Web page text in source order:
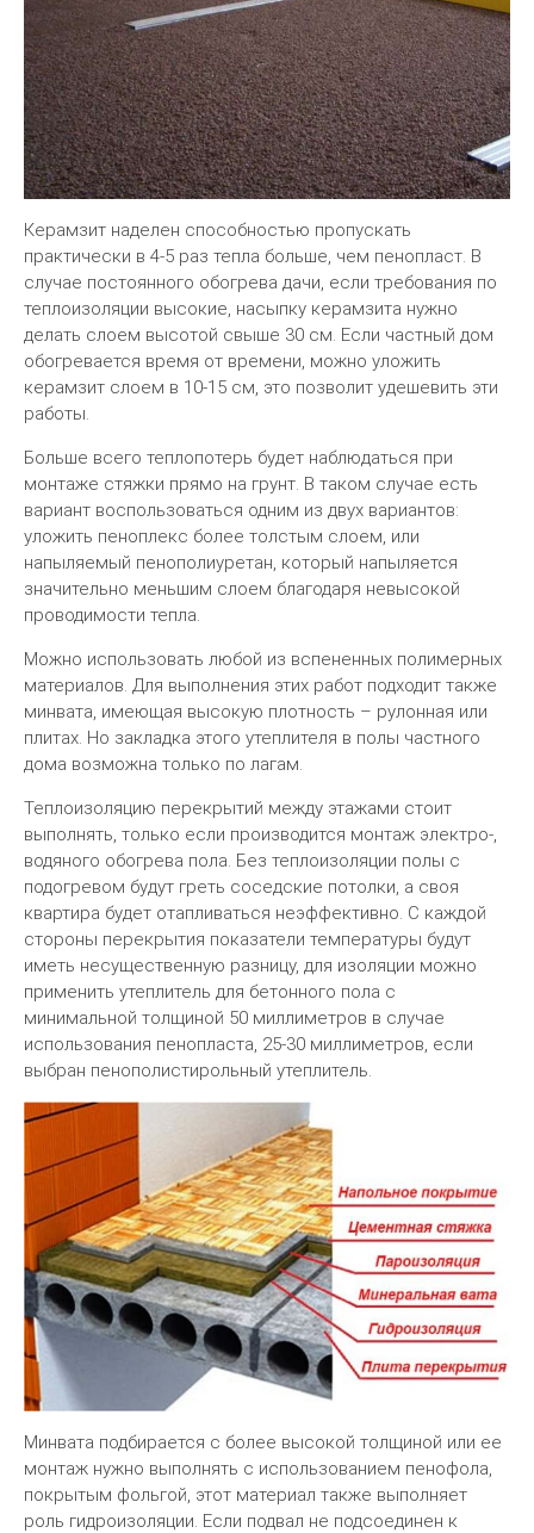
Керамзит наделен способностью пропускать
практически в 4-5 раз тепла больше, чем пенопласт. В
случае постоянного обогрева дачи, если требования по
теплоизоляции высокие, насыпку керамзита нужно
делать слоем высотой свыше 30 см. Если частный дом
обогревается время от времени, можно уложить
керамзит слоем в 10-15 см, это позволит удешевить эти
работы.
Больше всего теплопотерь будет наблюдаться при
монтаже стяжки прямо на грунт. В таком случае есть
вариант воспользоваться одним из двух вариантов:
уложить пеноплекс более толстым слоем, или
напыляемый пенополиуретан, который напыляется
значительно меньшим слоем благодаря невысокой
проводимости тепла.
Можно использовать любой из вспененных полимерных
материалов. Для выполнения этих работ подходит также
минвата, имеющая высокую плотность – рулонная или
плитах. Но закладка этого утеплителя в полы частного
дома возможна только по лагам.
Теплоизоляцию перекрытий между этажами стоит
выполнять, только если производится монтаж электро-,
водяного обогрева пола. Без теплоизоляции полы с
подогревом будут греть соседские потолки, а своя
квартира будет отапливаться неэффективно. С каждой
стороны перекрытия показатели температуры будут
иметь несущественную разницу, для изоляции можно
применить утеплитель для бетонного пола с
минимальной толщиной 50 миллиметров в случае
использования пенопласта, 25-30 миллиметров, если
выбран пенополистирольный утеплитель.
Минвата подбирается с более высокой толщиной или ее
монтаж нужно выполнять с использованием пенофола,
покрытым фольгой, этот материал также выполняет
роль гидроизоляции. Если подвал не подсоединен к